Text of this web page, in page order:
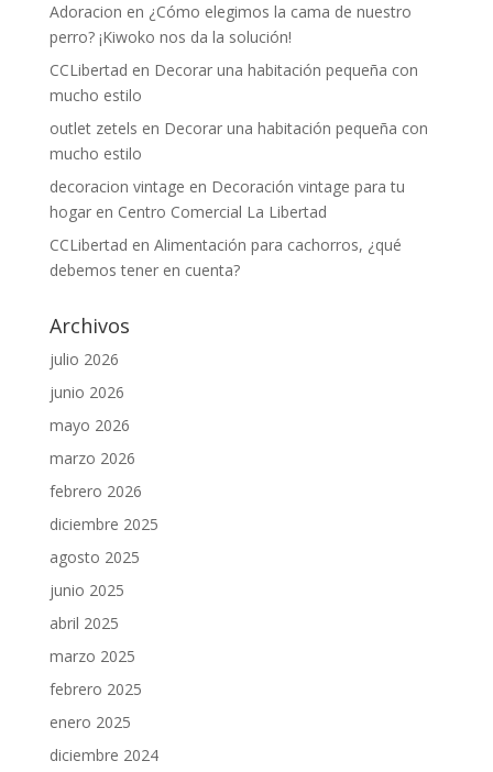
Adoracion en ¿Cómo elegimos la cama de nuestro
perro? ¡Kiwoko nos da la solución!
CCLibertad en Decorar una habitación pequeña con
mucho estilo
outlet zetels en Decorar una habitación pequeña con
mucho estilo
decoracion vintage en Decoración vintage para tu
hogar en Centro Comercial La Libertad
CCLibertad en Alimentación para cachorros, ¿qué
debemos tener en cuenta?
Archivos
julio 2026
junio 2026
mayo 2026
marzo 2026
febrero 2026
diciembre 2025
agosto 2025
junio 2025
abril 2025
marzo 2025
febrero 2025
enero 2025
diciembre 2024